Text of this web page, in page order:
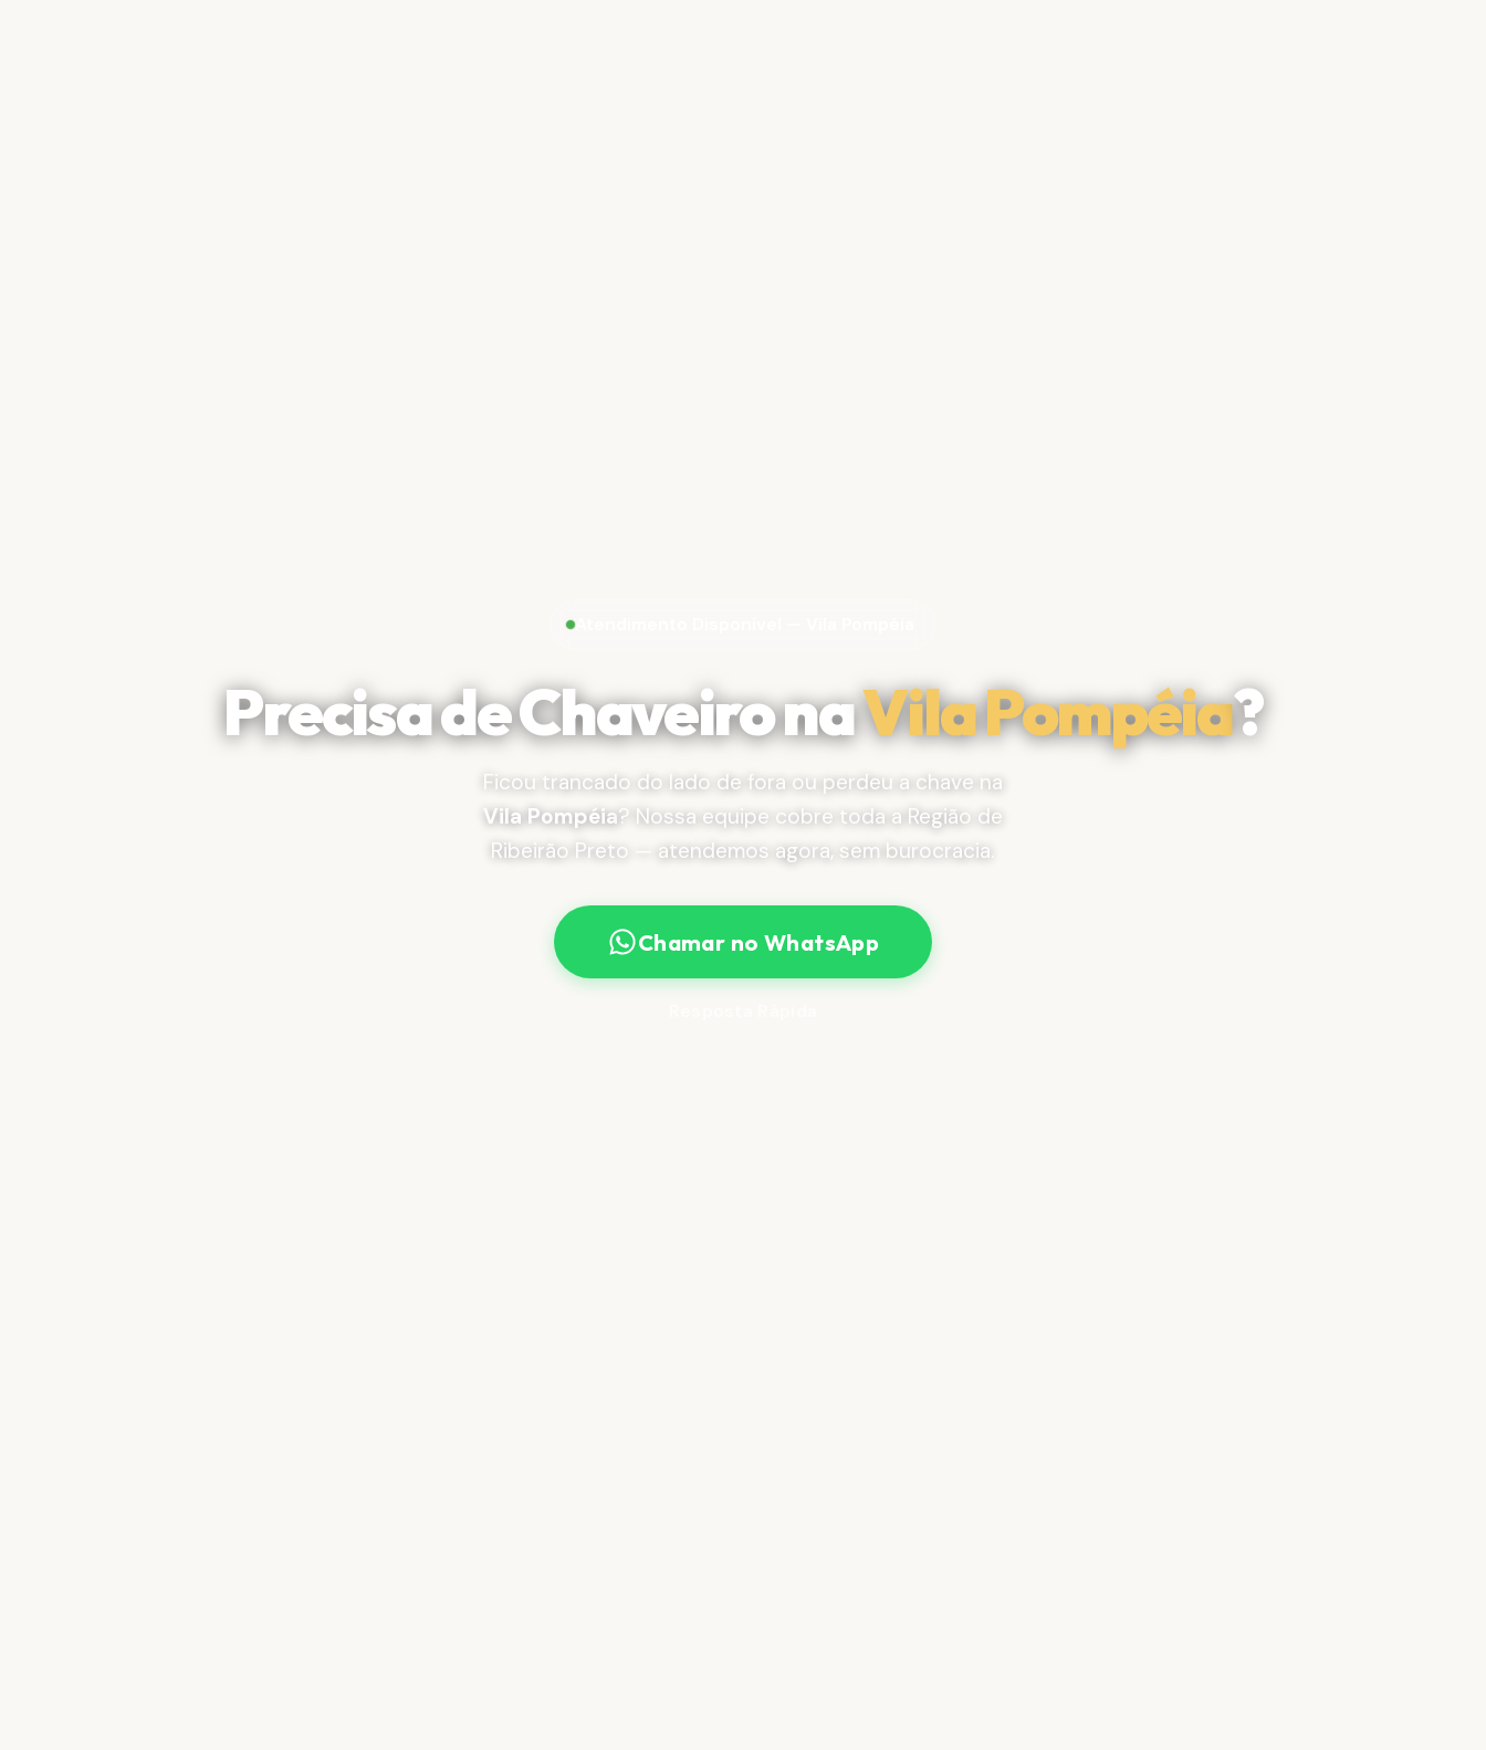
Atendimento Disponível — Vila Pompéia
Precisa de Chaveiro naVila Pompéia?
Ficou trancado do lado de fora ou perdeu a chave na
Vila Pompéia? Nossa equipe cobre toda a Região de
Ribeirão Preto — atendemos agora, sem burocracia.
Chamar no WhatsApp